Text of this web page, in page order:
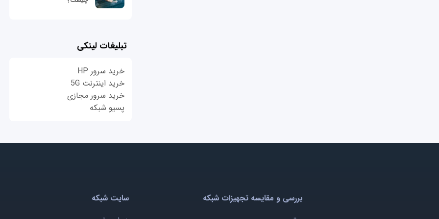
تبلیغات لینکی
خرید سرور HP
خرید اینترنت 5G
خرید سرور مجازی
پسیو شبکه
بررسی و مقایسه تجهیزات شبکه
سایت شبکه